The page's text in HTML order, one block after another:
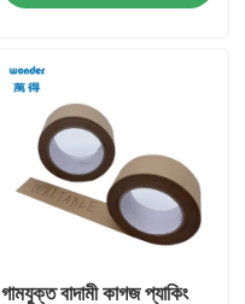
গামযুক্ত বাদামী কাগজ প্যাকিং